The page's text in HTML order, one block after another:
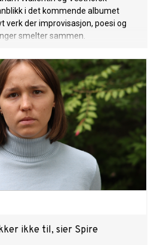
i det kommende albumet
verk der improvisasjon, poesi og
smelter sammen.
ikke til, sier Spire